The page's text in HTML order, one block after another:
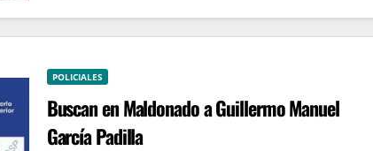
POLICIALES
Buscan en Maldonado a Guillermo Manuel
García Padilla